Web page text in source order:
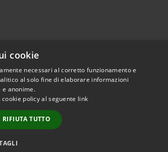
© 2026 • Comune di Castelfranci • Powered by
cookie
necessari al corretto funzionamento e
al solo fine di elaborare informazioni
e anonime.
policy al seguente link
RIFIUTA TUTTO